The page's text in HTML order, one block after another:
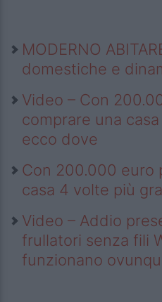
MODERNO
domestiche e
Video – Con
comprare una
ecco dove
Con 200.000 euro
casa 4 volte più
Video – Addio
frullatori senza fili
funzionano